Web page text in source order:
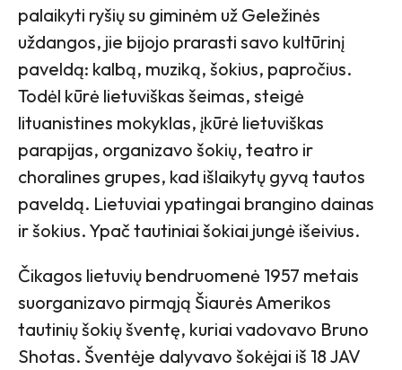
palaikyti ryšių su giminėm už Geležinės
uždangos, jie bijojo prarasti savo kultūrinį
paveldą: kalbą, muziką, šokius, papročius.
Todėl kūrė lietuviškas šeimas, steigė
lituanistines mokyklas, įkūrė lietuviškas
parapijas, organizavo šokių, teatro ir
choralines grupes, kad išlaikytų gyvą tautos
paveldą. Lietuviai ypatingai brangino dainas
ir šokius. Ypač tautiniai šokiai jungė išeivius.
Čikagos lietuvių bendruomenė 1957 metais
suorganizavo pirmąją Šiaurės Amerikos
tautinių šokių šventę, kuriai vadovavo Bruno
Shotas. Šventėje dalyvavo šokėjai iš 18 JAV